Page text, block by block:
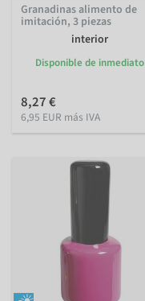
Granadinas alimento de
imitación, 3 piezas
interior
Disponible de inmediato
8,27 €
6,95 EUR más IVA